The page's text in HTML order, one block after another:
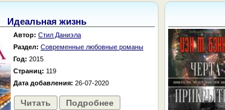
Идеальная жизнь
Автор: Стил Даниэла
Раздел: Современные любовные романы
Год: 2015
Страниц: 119
Дата добавления: 26-07-2020
Читать Подробнее